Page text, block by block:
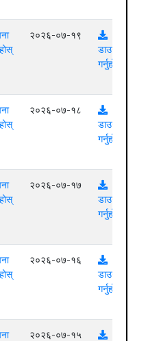
२०२६-०७-१९
डाउनलोड
गर्नुहोस्
२०२६-०७-१८
डाउनलोड
गर्नुहोस्
२०२६-०७-१७
डाउनलोड
गर्नुहोस्
२०२६-०७-१६
डाउनलोड
गर्नुहोस्
२०२६-०७-१५